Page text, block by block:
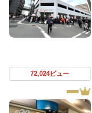
72,024ビュー